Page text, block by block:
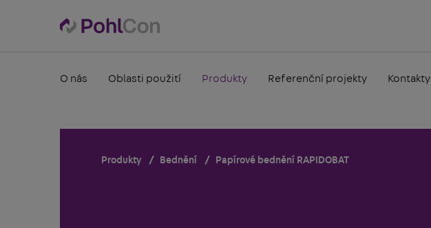
O nás Oblasti použití Produkty Referenční projekty Kontakty
Produkty Bednění Papírové bednění RAPIDOBAT